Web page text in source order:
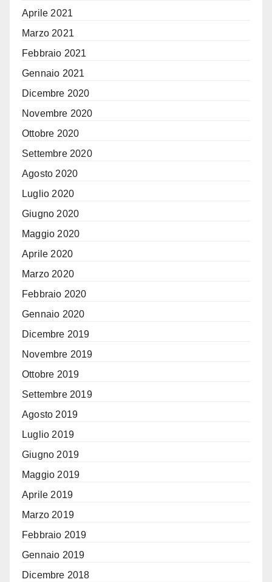
Aprile 2021
Marzo 2021
Febbraio 2021
Gennaio 2021
Dicembre 2020
Novembre 2020
Ottobre 2020
Settembre 2020
Agosto 2020
Luglio 2020
Giugno 2020
Maggio 2020
Aprile 2020
Marzo 2020
Febbraio 2020
Gennaio 2020
Dicembre 2019
Novembre 2019
Ottobre 2019
Settembre 2019
Agosto 2019
Luglio 2019
Giugno 2019
Maggio 2019
Aprile 2019
Marzo 2019
Febbraio 2019
Gennaio 2019
Dicembre 2018